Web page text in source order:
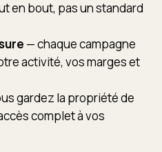
en bout, pas un standard
— chaque campagne
activité, vos marges et
gardez la propriété de
complet à vos